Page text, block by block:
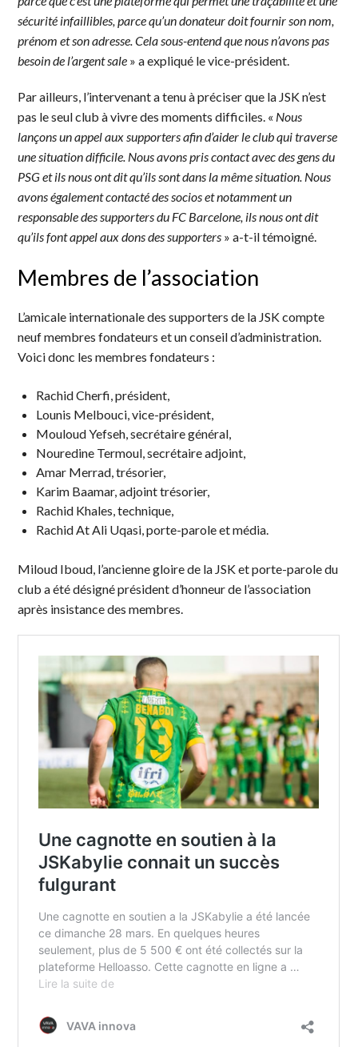
sécurité infaillibles, parce qu’un donateur doit fournir son nom,
prénom et son adresse. Cela sous-entend que nous n’avons pas
besoin de l’argent sale » a expliqué le vice-président.
Par ailleurs, l’intervenant a tenu à préciser que la JSK n’est
pas le seul club à vivre des moments difficiles. « Nous
lançons un appel aux supporters afin d’aider le club qui traverse
une situation difficile. Nous avons pris contact avec des gens du
PSG et ils nous ont dit qu’ils sont dans la même situation. Nous
avons également contacté des socios et notamment un
responsable des supporters du FC Barcelone, ils nous ont dit
qu’ils font appel aux dons des supporters » a-t-il témoigné.
Membres de l’association
L’amicale internationale des supporters de la JSK compte
neuf membres fondateurs et un conseil d’administration.
Voici donc les membres fondateurs :
Rachid Cherfi, président,
Lounis Melbouci, vice-président,
Mouloud Yefseh, secrétaire général,
Nouredine Termoul, secrétaire adjoint,
Amar Merrad, trésorier,
Karim Baamar, adjoint trésorier,
Rachid Khales, technique,
Rachid At Ali Uqasi, porte-parole et média.
Miloud Iboud, l’ancienne gloire de la JSK et porte-parole du
club a été désigné président d’honneur de l’association
après insistance des membres.